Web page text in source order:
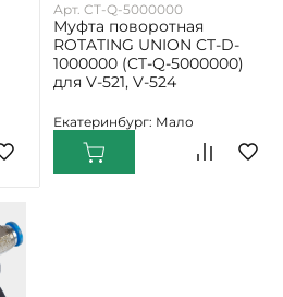
Арт. CT-Q-5000000
Муфта поворотная
ROTATING UNION CT-D-
1000000 (CT-Q-5000000)
для V-521, V-524
Екатеринбург: Мало